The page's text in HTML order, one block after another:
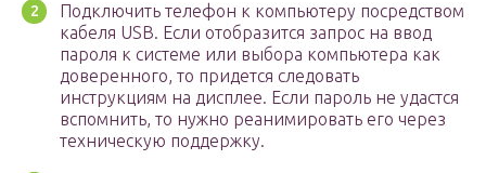
Подключить телефон к компьютеру посредством
кабеля USB. Если отобразится запрос на ввод
пароля к системе или выбора компьютера как
доверенного, то придется следовать
инструкциям на дисплее. Если пароль не удастся
вспомнить, то нужно реанимировать его через
техническую поддержку.